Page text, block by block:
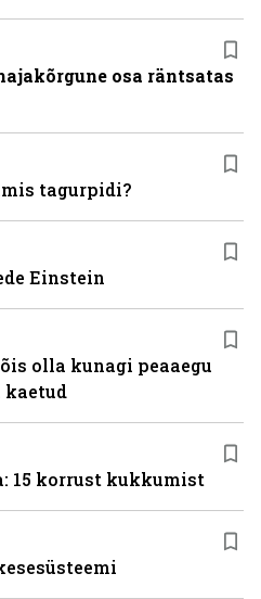
osa räntsatas
tagurpidi?
Einstein
olla kunagi peaaegu
kaetud
15 korrust kukkumist